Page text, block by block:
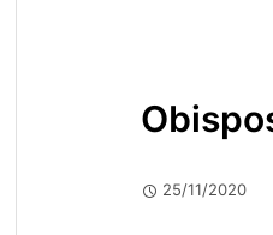
25/11/2020